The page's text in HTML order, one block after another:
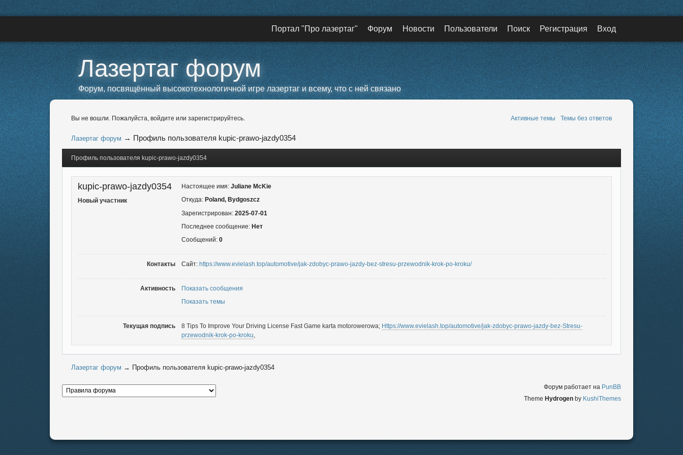
Портал "Про лазертаг" Форум Новости Пользователи Поиск Регистрация Вход
Лазертаг форум
Форум, посвящённый высокотехнологичной игре лазертаг и всему, что с ней связано
Вы не вошли. Пожалуйста, войдите или зарегистрируйтесь. Активные темы Темы без ответов
Лазертаг форум → Профиль пользователя kupic-prawo-jazdy0354
Профиль пользователя kupic-prawo-jazdy0354
kupic-prawo-jazdy0354
Новый участник
Настоящее имя: Juliane McKie
Откуда: Poland, Bydgoszcz
Зарегистрирован: 2025-07-01
Последнее сообщение: Нет
Сообщений: 0
Контакты Сайт: https://www.evielash.top/automotive/jak-zdobyc-prawo-jazdy-bez-stresu-przewodnik-krok-po-kroku/
Активность
Показать сообщения
Показать темы
Текущая подпись 8 Tips To Improve Your Driving License Fast Game karta motorowerowa; Https://www.evielash.top/automotive/jak-zdobyc-prawo-jazdy-bez-Stresu-
przewodnik-krok-po-kroku,
Лазертаг форум → Профиль пользователя kupic-prawo-jazdy0354
Форум работает на PunBB
Theme Hydrogen by KushiThemes